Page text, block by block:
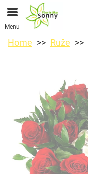
Menu
Home Ruže